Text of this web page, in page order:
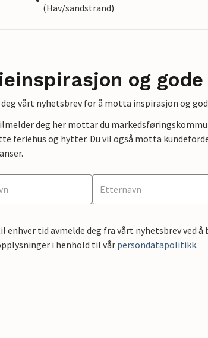
(Hav/sandstrand)
og
vårt nyhetsbrev for å motta inspirasjon og
deg her mottar du
feriehus og hytter. Du vil også motta
enhver tid avmelde deg fra vårt nyhetsbrev ved
i henhold til vår persondatapolitikk.